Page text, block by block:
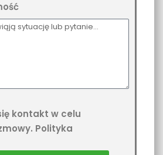
kontakt w celu
Polityka